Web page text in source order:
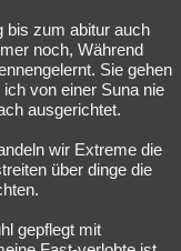
bis zum abitur auch
noch, Während
Sie gehen
von einer Suna nie
ausgerichtet.
wir Extreme die
über dinge die
gepflegt mit